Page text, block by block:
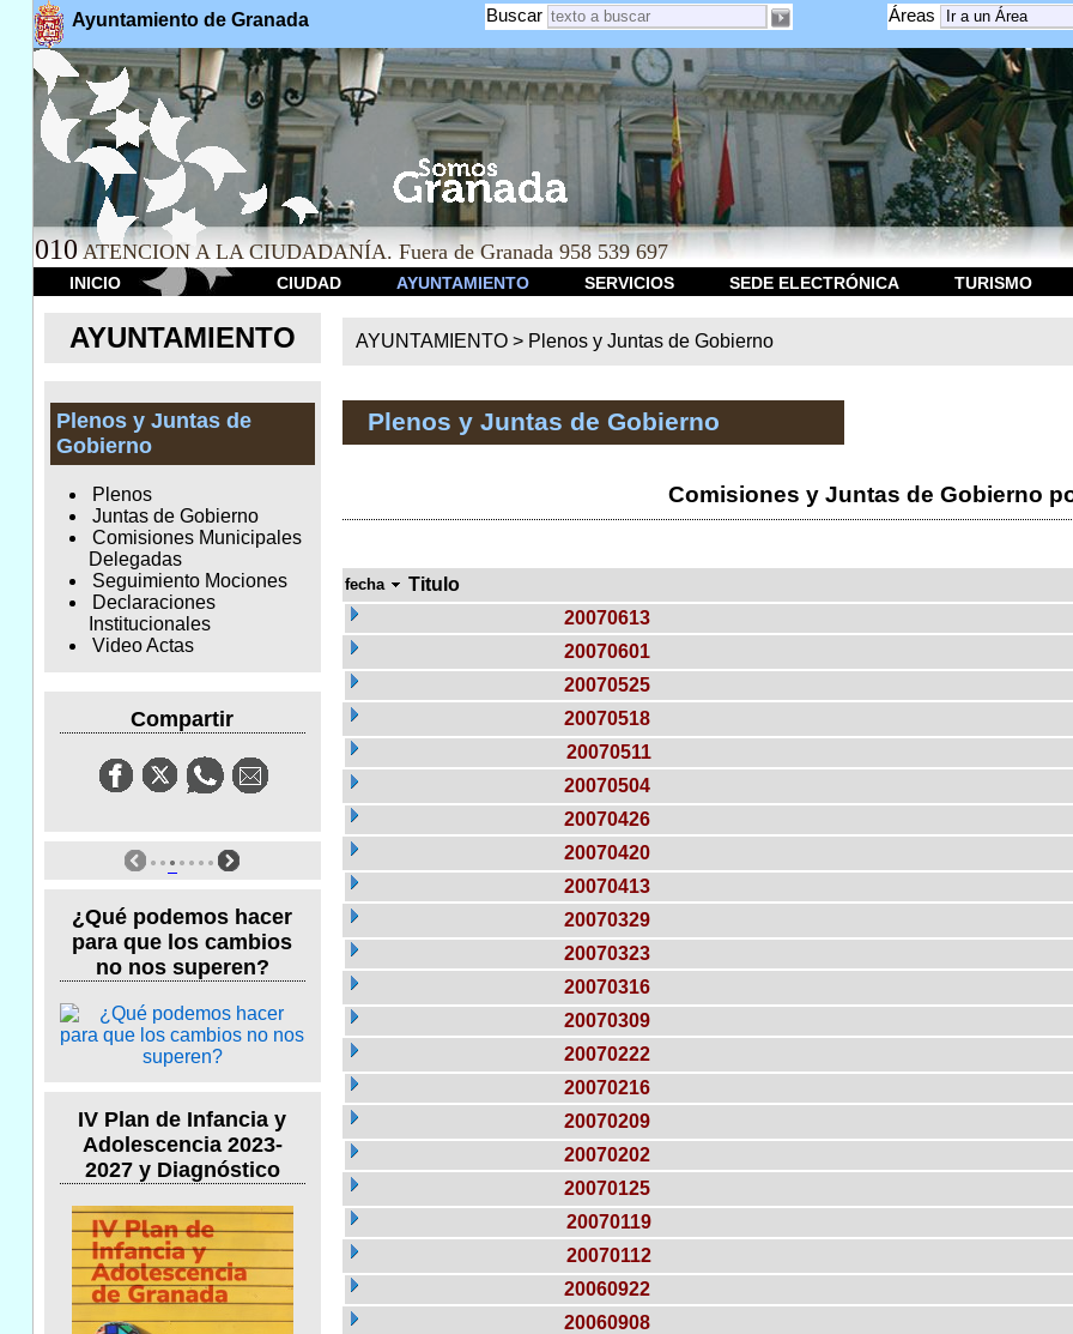
Ayuntamiento de Granada Áreas
Buscar
010 ATENCION A LA CIUDADANÍA. Fuera de Granada 958 539 697
INICIO CIUDAD AYUNTAMIENTO SERVICIOS SEDE ELECTRÓNICA TURISMO
AYUNTAMIENTO
Plenos y Juntas de
Gobierno
Plenos
Juntas de Gobierno
Comisiones Municipales
Delegadas
Seguimiento Mociones
Declaraciones
Institucionales
Video Actas
Compartir
¿Qué podemos hacer
para que los cambios
no nos superen?
IV Plan de Infancia y
Adolescencia 2023-
2027 y Diagnóstico
AYUNTAMIENTO > Plenos y Juntas de Gobierno
Plenos y Juntas de Gobierno
Comisiones y Juntas de Gobierno
fecha Titulo
20070613
20070601
20070525
20070518
20070511
20070504
20070426
20070420
20070413
20070329
20070323
20070316
20070309
20070222
20070216
20070209
20070202
20070125
20070119
20070112
20060922
20060908